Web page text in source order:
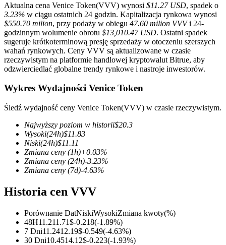
TradFi
Instrumenty pochodne na akcje, forex, metale szlachetne i
Aktualna cena Venice Token(VVV) wynosi $11.27 USD, spadek o
3.23% w ciągu ostatnich 24 godzin. Kapitalizacja rynkowa wynosi
$550.70 milion, przy podaży w obiegu 47.60 milion VVVi 24-
godzinnym wolumenie obrotu $13,010.47 USD. Ostatni spadek
sugeruje krótkoterminową presję sprzedaży w otoczeniu szerszych
wahań rynkowych. Ceny VVV są aktualizowane w czasie
rzeczywistym na platformie handlowej kryptowalut Bitrue, aby
odzwierciedlać globalne trendy rynkowe i nastroje inwestorów.
Wykres Wydajności Venice Token
Śledź wydajność ceny Venice Token(VVV) w czasie rzeczywistym.
Najwyższy poziom w historii$20.3
Wysoki(24h)$11.83
Niski(24h)$11.11
Zmiana ceny (1h)+0.03%
Zmiana ceny (24h)-3.23%
Zmiana ceny (7d)-4.63%
Historia cen VVV
Porównanie DatNiskiWysokiZmiana kwoty(%)
48H11.211.71$-0.218(-1.89%)
7 Dni11.2412.19$-0.549(-4.63%)
30 Dni10.4514.12$-0.223(-1.93%)